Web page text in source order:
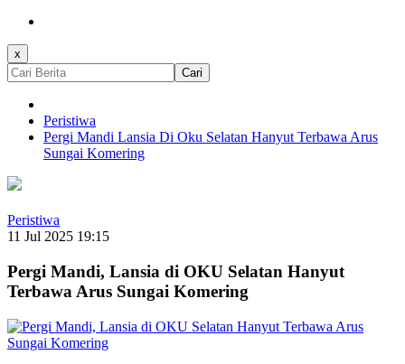
x
Cari
Peristiwa
Pergi Mandi Lansia Di Oku Selatan Hanyut Terbawa Arus
Sungai Komering
Peristiwa
11 Jul 2025 19:15
Pergi Mandi, Lansia di OKU Selatan Hanyut
Terbawa Arus Sungai Komering